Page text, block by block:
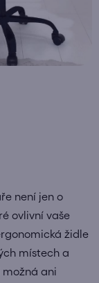
není jen o
ovlivní vaše
židle
místech a
možná ani